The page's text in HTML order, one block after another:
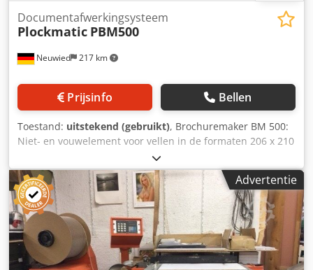
Neuwied 217 km
Documentafwerkingsysteem
Plockmatic PBM500
Prijsinfo Bellen
Toestand: uitstekend (gebruikt), Brochuremaker BM 500:
Niet- en vouwelement voor vellen in de formaten 206 x 210
mm (min.) tot 320 x 620 mm (max.). Verwerkt tot 50 vellen.
Twee hoogwaardige nietmachines met platte nietjes (5.000
nietjes per magazijn) voor een constant hoge kwaliteit.
Inclusief trimmer en BF (bladvoorbereidingssysteem) met
elektrische stapeluitvoer. Cedjzrh Ukjpfx Am Tsrf
Advertentie